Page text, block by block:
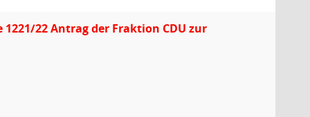
22 Antrag der Fraktion CDU zur